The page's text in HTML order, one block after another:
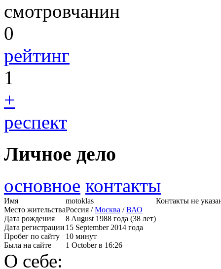
смотровчанин
0
рейтинг
1
+
респект
Личное дело
основное контакты
Имя
motoklas
Место жительстваРоссия /Москва /ВАО
Дата рождения
8 August 1988 года (38 лет)
Дата регистрации 15 September 2014 года
Пробег по сайту
10 минут
Была на сайте
1 October в 16:26
Контакты не
О себе: